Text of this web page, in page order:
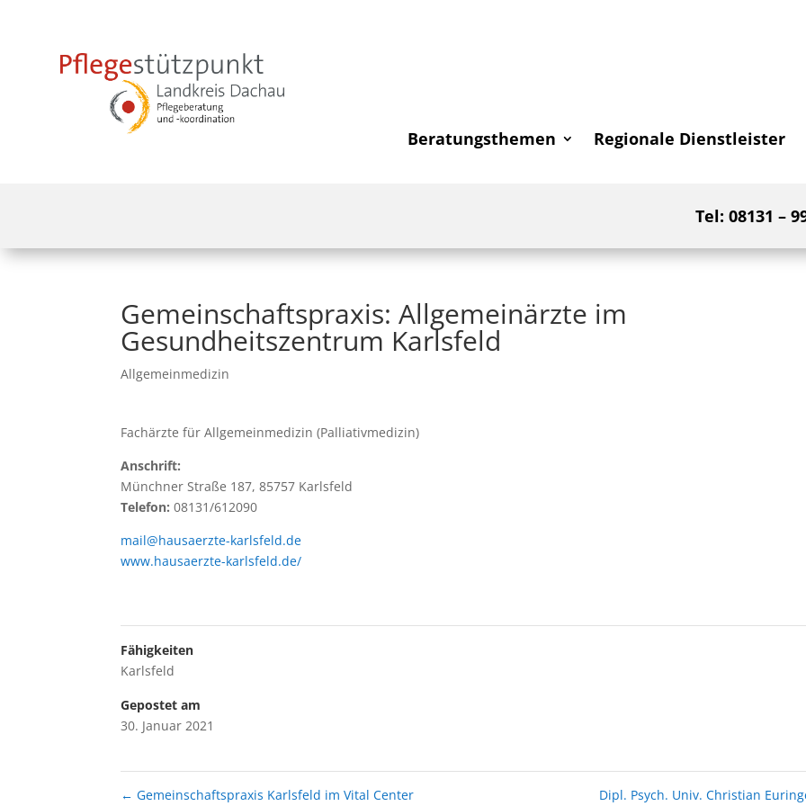
Beratungsthemen Regionale Dienstleister
Tel: 08131 –
Gemeinschaftspraxis: Allgemeinärzte im
Gesundheitszentrum Karlsfeld
Allgemeinmedizin
Fachärzte für Allgemeinmedizin (Palliativmedizin)
Anschrift:
Münchner Straße 187, 85757 Karlsfeld
Telefon: 08131/612090
mail@hausaerzte-karlsfeld.de
www.hausaerzte-karlsfeld.de/
Fähigkeiten
Karlsfeld
Gepostet am
30. Januar 2021
← Gemeinschaftspraxis Karlsfeld im Vital Center Dipl. Psych. Univ. Christian